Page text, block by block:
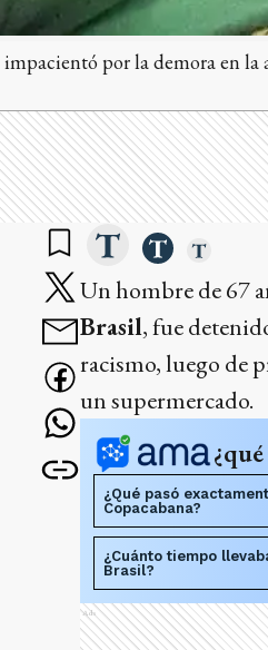
impacientó por la demora en
Un hombre de 67
Brasil, fue
racismo, luego de
un supermercado.
¿Qué pasó
Copacabana?
¿Cuánto tiempo
Brasil?
Ads